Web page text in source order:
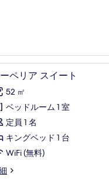
3 ペリア スイート
52 ㎡
ベッドルーム 1 室
定員 1 名
キングベッド 1 台
WiFi (無料)